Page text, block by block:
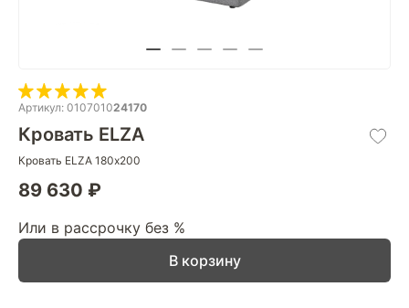
Артикул: 010701024170
Кровать ELZA
Кровать ELZA 180х200
89 630 ₽
Или в рассрочку без %
В корзину